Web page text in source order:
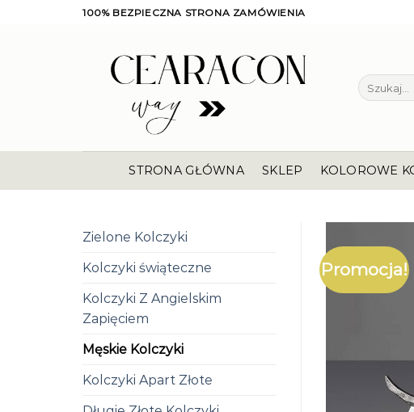
100% BEZPIECZNA STRONA ZAMÓWIENIA
Szukaj:
STRONA GŁÓWNA SKLEP KOLOROWE
Zielone Kolczyki
Kolczyki świąteczne
Kolczyki Z Angielskim
Zapięciem
Męskie Kolczyki
Kolczyki Apart Złote
Promocja!